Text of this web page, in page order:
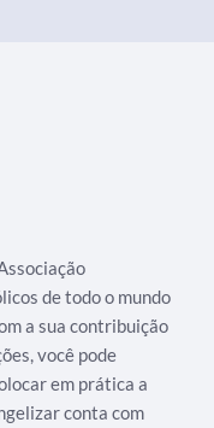
de todo o mundo
a sua contribuição
você pode
em prática a
conta com